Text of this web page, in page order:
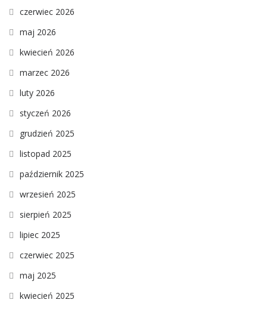
czerwiec 2026
maj 2026
kwiecień 2026
marzec 2026
luty 2026
styczeń 2026
grudzień 2025
listopad 2025
październik 2025
wrzesień 2025
sierpień 2025
lipiec 2025
czerwiec 2025
maj 2025
kwiecień 2025